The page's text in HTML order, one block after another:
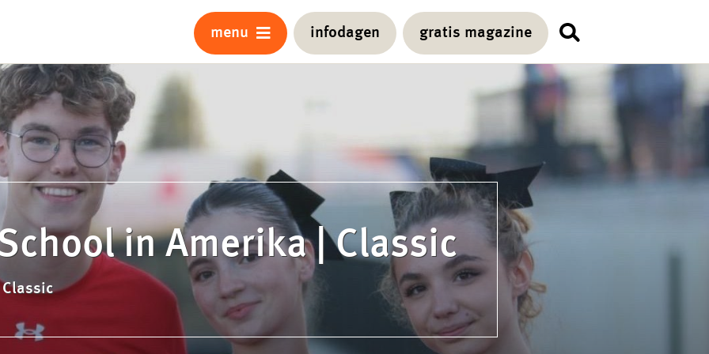
menu infodagen gratis magazine
in Amerika | Classic